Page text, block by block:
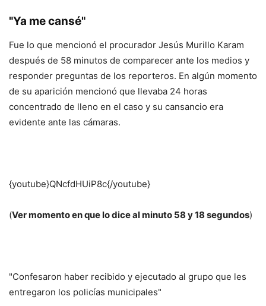
"Ya me cansé"
Fue lo que mencionó el procurador Jesús Murillo Karam
después de 58 minutos de comparecer ante los medios y
responder preguntas de los reporteros. En algún momento
de su aparición mencionó que llevaba 24 horas
concentrado de lleno en el caso y su cansancio era
evidente ante las cámaras.
{youtube}QNcfdHUiP8c{/youtube}
(Ver momento en que lo dice al minuto 58 y 18 segundos)
"Confesaron haber recibido y ejecutado al grupo que les
entregaron los policías municipales"